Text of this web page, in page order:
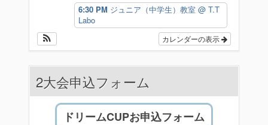
6:30 PM ジュニア（中学生）教室 @ T.T
Labo
カレンダーの表示
2大会申込フォーム
ドリームCUPお申込フォーム